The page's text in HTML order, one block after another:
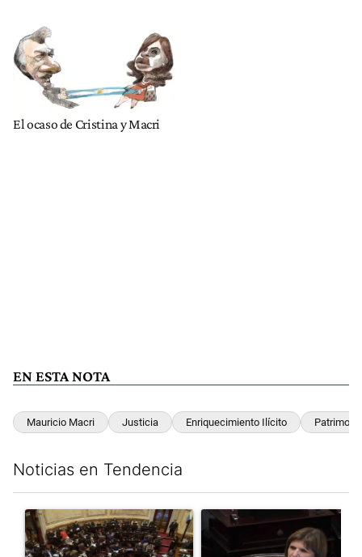
El ocaso de Cristina y Macri
EN ESTA NOTA
Mauricio Macri Justicia Enriquecimiento Ilícito
Noticias en Tendencia
Un artículo de tendencia con el título "El Senado dio media
Un artículo de tendencia